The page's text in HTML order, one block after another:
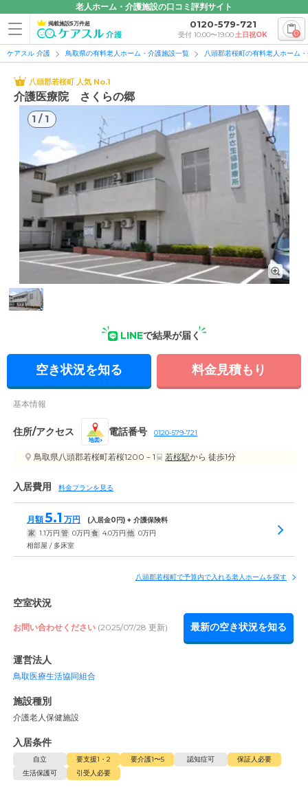
老人ホーム・介護施設の口コミ評判サイト
掲載施設5万件超 0120-579-721
受付 10:00〜19:00土日祝OK 0
ケアスル 介護 鳥取県の有料老人ホーム・介護施設一覧 八頭郡若桜町の有料老人ホーム
八頭郡若桜町 人気 No.1
介護医療院 さくらの郷
1 / 1
1/1
LINEで結果が届く
空き状況を知る 料金見積もり
基本情報
住所/アクセス
地図
電話番号 0120-579-721
鳥取県八頭郡若桜町若桜1200－1 若桜駅から 徒歩1分
入居費用 料金プランを見る
月額5.1 万円 (入居金0 円) + 介護保険料
家 1.1万円 管 0万円 食 4.0万円 他 0万円
相部屋 / 多床室
八頭郡若桜町で予算内で入れる老人ホームを探す
空室状況
お問い合わせください (2025/07/28 更新) 最新の空き状況を知る
運営法人
鳥取医療生活協同組合
施設種別
介護老人保健施設
入居条件
自立 要支援1・2 要介護1〜5 認知症可
保証人必要
生活保護可
引受人必要